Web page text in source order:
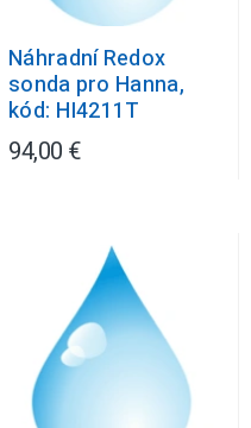
Náhradní Redox
sonda pro Hanna,
kód: HI4211T
94,00 €